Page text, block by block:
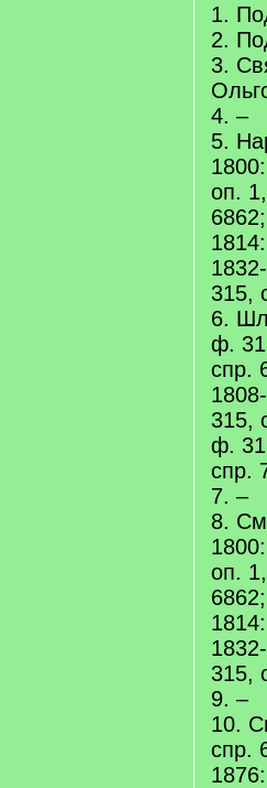
1.
2.
3.
4. –
5.
оп.
315,
6.
ф.
спр.
315,
ф.
спр.
7. –
8.
оп.
315,
9. –
10.
спр.